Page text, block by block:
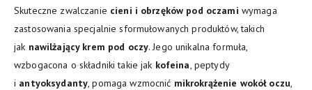
Skuteczne zwalczanie cieni i obrzęków pod oczami wymaga
zastosowania specjalnie sformułowanych produktów, takich
jak nawilżający krem pod oczy. Jego unikalna formuła,
wzbogacona o składniki takie jak kofeina, peptydy
i antyoksydanty, pomaga wzmocnić mikrokrążenie wokół oczu,